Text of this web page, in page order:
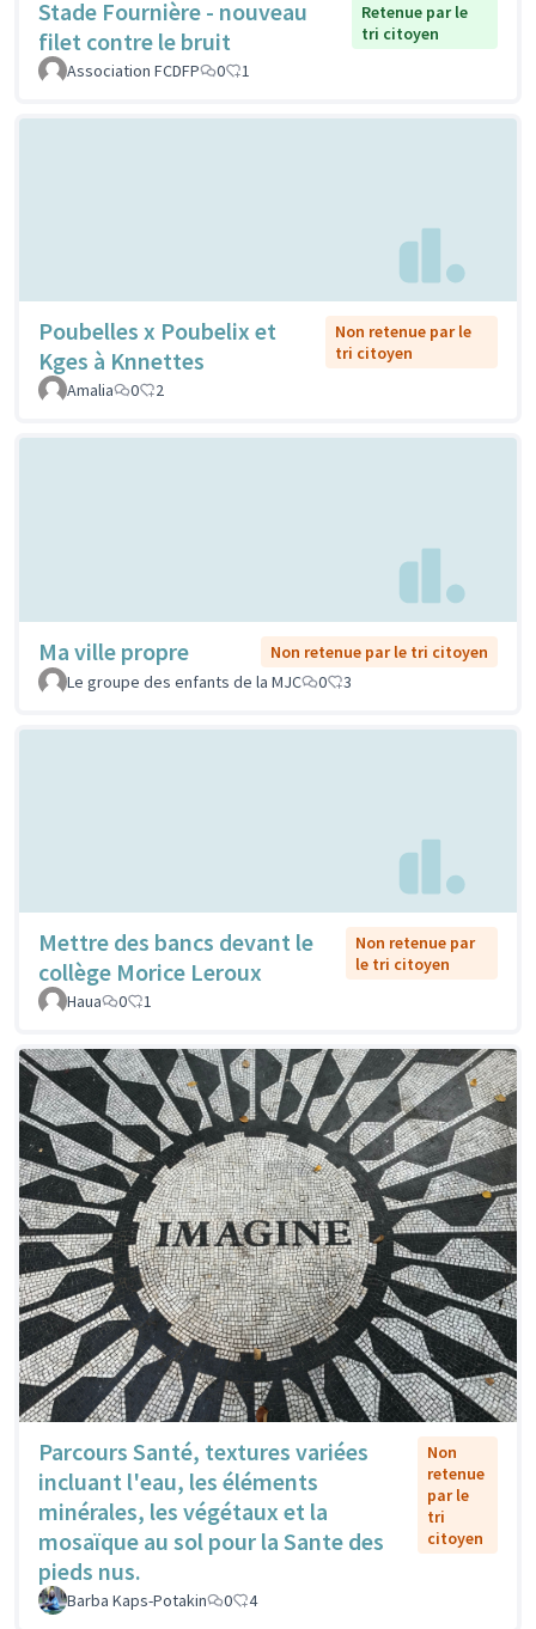
Stade Fournière - nouveau
filet contre le bruit
Retenue par le
tri citoyen
Association FCDFP
0 1
Poubelles x Poubelix et
Kges à Knnettes
Non retenue par le
tri citoyen
Amalia
0 2
Ma ville propre
Non retenue par le tri citoyen
Le groupe des enfants de la MJC
0 3
Mettre des bancs devant le
collège Morice Leroux
Non retenue par
le tri citoyen
Haua
0 1
Parcours Santé, textures variées
incluant l'eau, les éléments
minérales, les végétaux et la
mosaïque au sol pour la Sante des
pieds nus.
Non
retenue
par le
tri
citoyen
Barba Kaps-Potakin 0 4